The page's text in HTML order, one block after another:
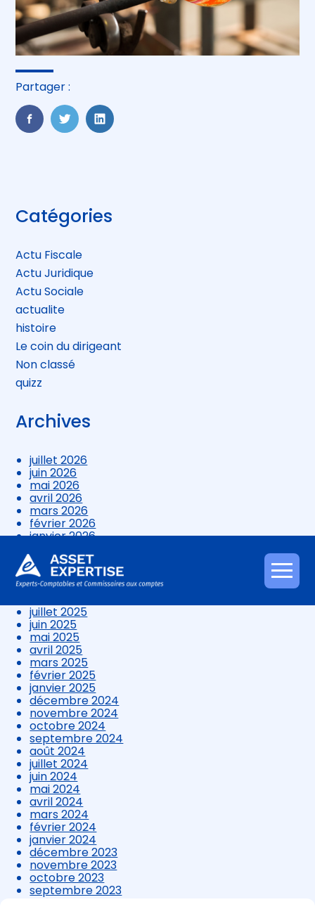
Aller
au
Partager :
FaceBook
TwitterLinkedIn
Blog
sidebar
Catégories
Actu Fiscale
Actu Juridique
Actu Sociale
actualite
histoire
Le coin du dirigeant
Non classé
quizz
Archives
juillet 2026
juin 2026
mai 2026
avril 2026
mars 2026
février 2026
janvier 2026
novembre 2025
octobre 2025
septembre 2025
juillet 2025
juin 2025
mai 2025
avril 2025
mars 2025
février 2025
janvier 2025
décembre 2024
novembre 2024
octobre 2024
septembre 2024
août 2024
juillet 2024
juin 2024
mai 2024
avril 2024
mars 2024
février 2024
janvier 2024
décembre 2023
novembre 2023
octobre 2023
septembre 2023
août 2023